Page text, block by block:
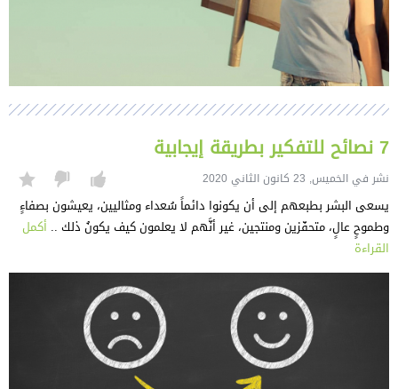
7 نصائح للتفكير بطريقة إيجابية
نشر في الخميس, 23 كانون الثاني 2020
يسعى البشر بطبعهم إلى أن يكونوا دائماً سُعداء ومثاليين، يعيشون بصفاءٍ
وطموحٍ عالٍ، متحفّزين ومنتجين، غير أنَّهم لا يعلمون كيف يكونُ ذلك .. أكمل
القراءة